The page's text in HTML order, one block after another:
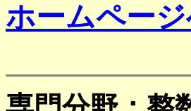
ホームペー